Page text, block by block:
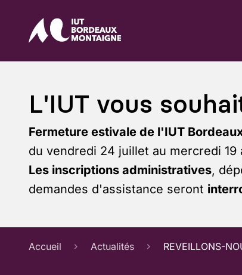
L'IUT vous
Fermeture estivale de l'IUT
du vendredi 24 juillet au mercredi 19
Les inscriptions administratives,
demandes d'assistance seront
Accueil Actualités REVEILLONS-